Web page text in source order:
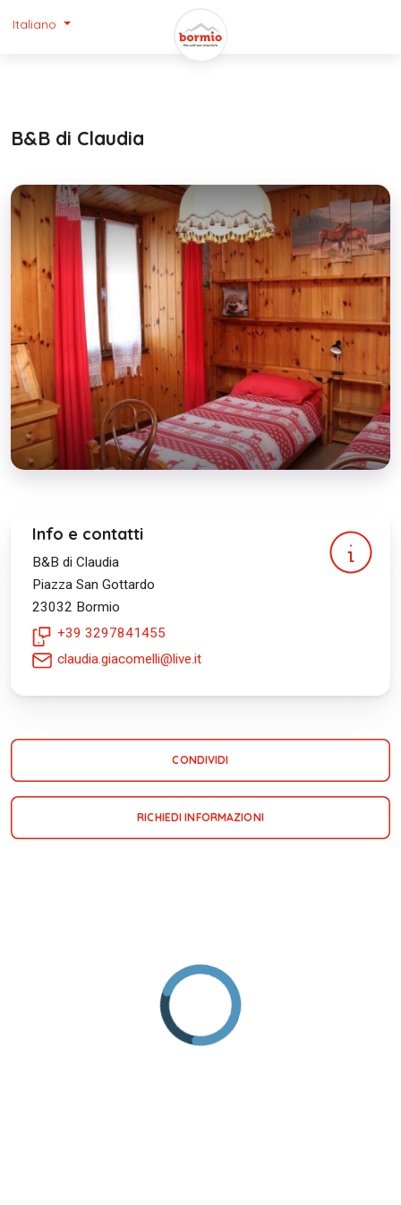
Italiano
B&B di Claudia
Info e contatti
B&B di Claudia
Piazza San Gottardo
23032 Bormio
+39 3297841455
claudia.giacomelli@live.it
CONDIVIDI
RICHIEDI INFORMAZIONI